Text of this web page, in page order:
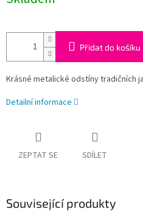
Přidat do košíku
Krásné metalické odstíny tradičních
Detailní informace
ZEPTAT SE SDÍLET
Související produkty